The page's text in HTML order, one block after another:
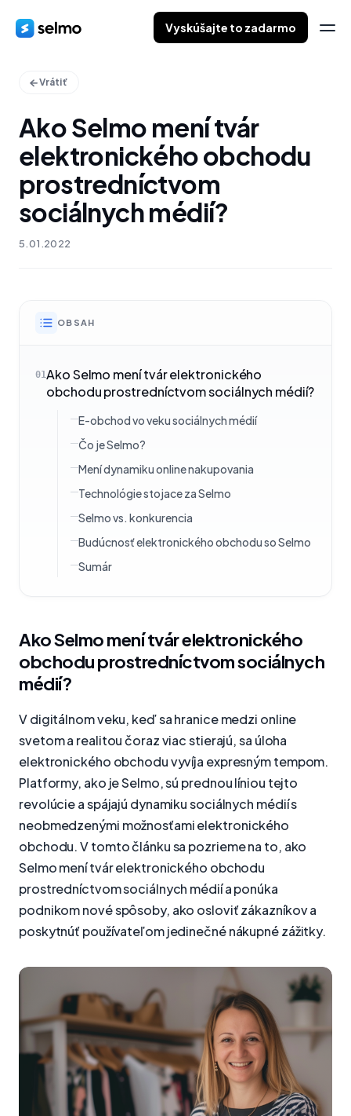
Vyskúšajte to zadarmo
Vrátiť
Ako Selmo mení tvár
elektronického obchodu
prostredníctvom
sociálnych médií?
5.01.2022
OBSAH
01Ako Selmo mení tvár elektronického
obchodu prostredníctvom sociálnych médií?
E-obchod vo veku sociálnych médií
Čo je Selmo?
Mení dynamiku online nakupovania
Technológie stojace za Selmo
Selmo vs. konkurencia
Budúcnosť elektronického obchodu so Selmo
Sumár
Ako Selmo mení tvár elektronického
obchodu prostredníctvom sociálnych
médií?
V digitálnom veku, keď sa hranice medzi online
svetom a realitou čoraz viac stierajú, sa úloha
elektronického obchodu vyvíja expresným tempom.
Platformy, ako je Selmo, sú prednou líniou tejto
revolúcie a spájajú dynamiku sociálnych médií s
neobmedzenými možnosťami elektronického
obchodu. V tomto článku sa pozrieme na to, ako
Selmo mení tvár elektronického obchodu
prostredníctvom sociálnych médií a ponúka
podnikom nové spôsoby, ako osloviť zákazníkov a
poskytnúť používateľom jedinečné nákupné zážitky.